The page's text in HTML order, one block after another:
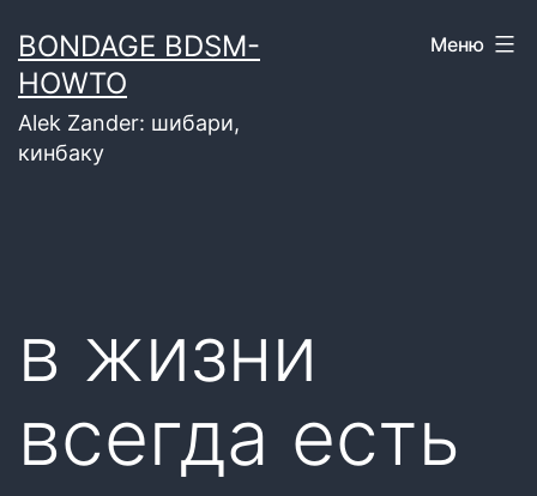
содержимому
BONDAGE BDSM-
HOWTO
Alek Zander: шибари,
кинбаку
Меню
в жизни
всегда есть